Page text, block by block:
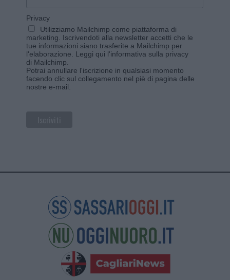
Privacy
Utilizziamo Mailchimp come piattaforma di
marketing. Iscrivendoti alla newsletter accetti che le
tue informazioni siano trasferite a Mailchimp per
l'elaborazione. Leggi qui l'informativa sulla privacy
di Mailchimp
Potrai annullare l'iscrizione in qualsiasi momento
facendo clic sul collegamento nel piè di pagina delle
nostre e-mail.